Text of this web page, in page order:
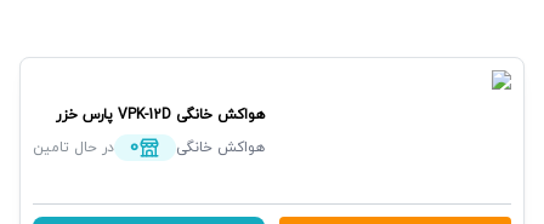
هواکش خانگی VPK-12D پارس خزر
هواکش خانگی
0 در حال تامین